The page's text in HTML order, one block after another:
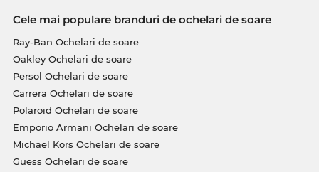
Cele mai populare branduri de ochelari de soare
Ray-Ban Ochelari de soare
Oakley Ochelari de soare
Persol Ochelari de soare
Carrera Ochelari de soare
Polaroid Ochelari de soare
Emporio Armani Ochelari de soare
Michael Kors Ochelari de soare
Guess Ochelari de soare